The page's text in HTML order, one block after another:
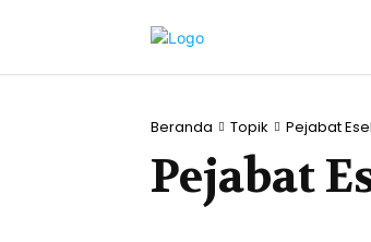
Beranda Topik Pejabat
Pejabat